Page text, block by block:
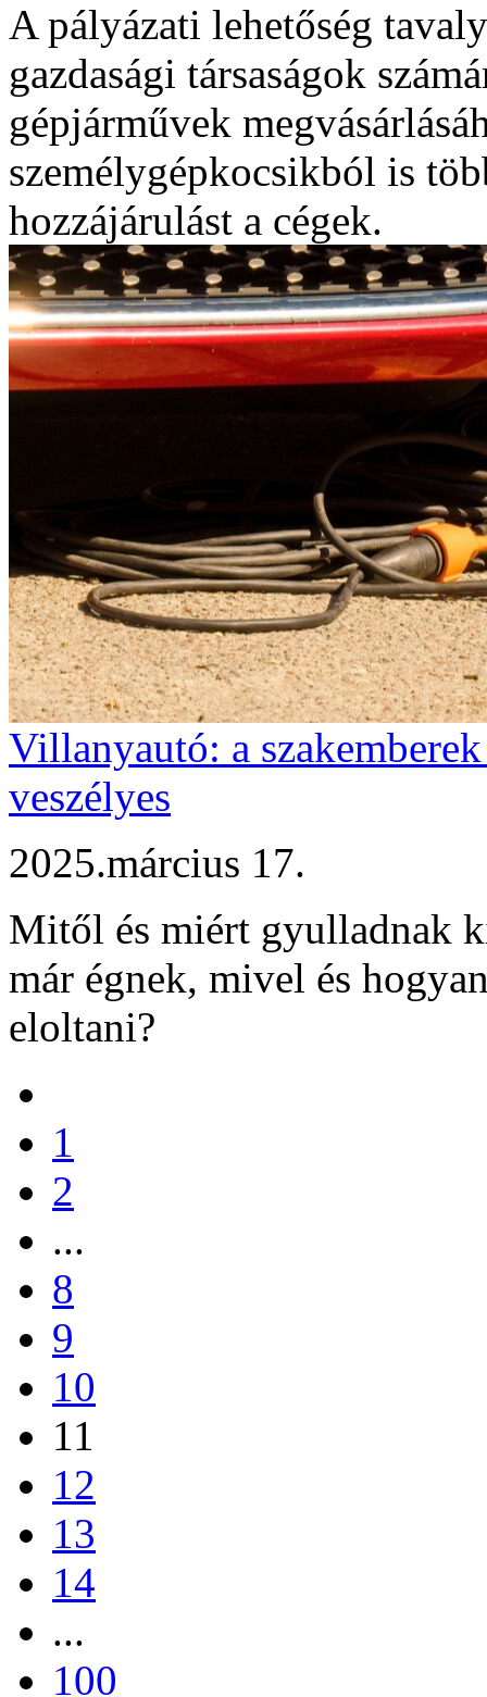
A pályázati lehetőség
gazdasági társaságok
gépjárművek
személygépkocsikból is
hozzájárulást a cégek.
Villanyautó: a
veszélyes
2025.március 17.
Mitől és miért gyulladnak
már égnek, mivel és
eloltani?
1
2
...
8
9
10
11
12
13
14
...
100